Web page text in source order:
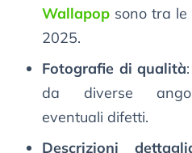
Wallapop sono tra
2025.
Fotografie di qualità
da diverse
eventuali difetti.
Descrizioni